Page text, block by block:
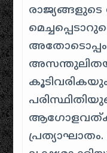
രാജ്യങ്ങളുടെ
പ്രത്യാഘാതം.